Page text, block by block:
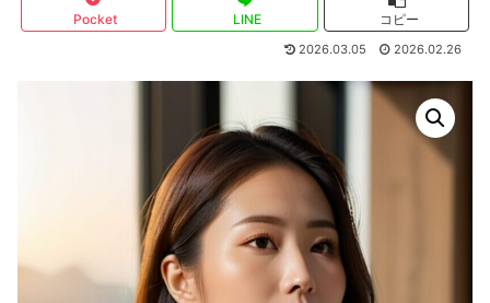
Pocket LINE コピー
2026.03.05 2026.02.26